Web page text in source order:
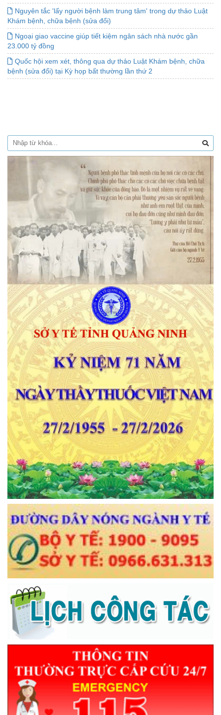
Nguyên tắc 'lấy người bệnh làm trung tâm' trong dự thảo Luật
Khám bệnh, chữa bệnh (sửa đổi)
Ngoại giao vaccine giúp tiết kiệm ngân sách nhà nước gần
23.000 tỷ đồng
Quốc hội xem xét, thông qua dự thảo Luật Khám bệnh, chữa
bệnh (sửa đổi) tại Kỳ họp bất thường lần thứ 2